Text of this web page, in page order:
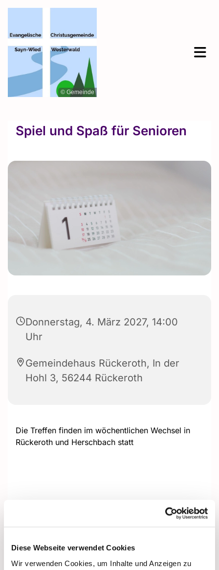
Diese Webseite verwendet Cookies
Wir verwenden Cookies, um Inhalte und Anzeigen zu
© Gemeinde
Spiel und Spaß für Senioren
Donnerstag, 4. März 2027, 14:00
Uhr
Gemeindehaus Rückeroth, In der
Hohl 3, 56244 Rückeroth
Die Treffen finden im wöchentlichen Wechsel in
Rückeroth und Herschbach statt